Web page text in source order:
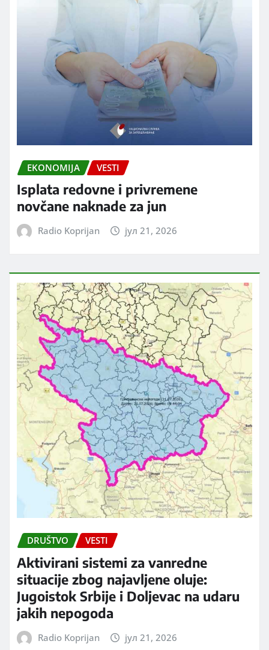
EKONOMIJA VESTI
Isplata redovne i privremene
novčane naknade za jun
Radio Koprijan јул 21, 2026
DRUŠTVO VESTI
Aktivirani sistemi za vanredne
situacije zbog najavljene oluje:
Jugoistok Srbije i Doljevac na udaru
jakih nepogoda
Radio Koprijan јул 21, 2026